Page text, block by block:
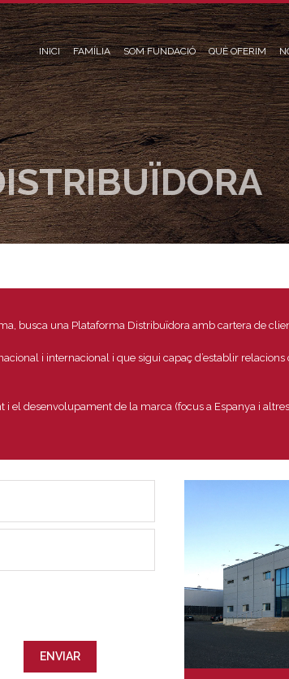
INICI FAMÍLIA SOM FUNDACIÓ QUÈ OFERIM
busca una Plataforma Distribuïdora amb cartera de
i internacional i que sigui capaç d’establir
el desenvolupament de la marca (focus a Espanya i